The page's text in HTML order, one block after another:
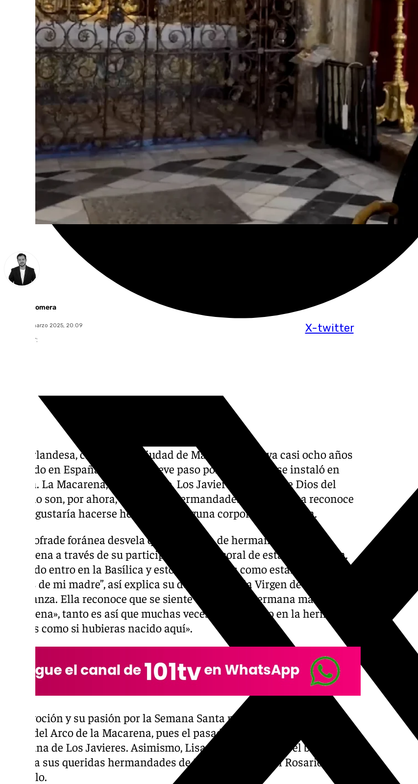
X-twitter
Alberto Romera
jueves, 13 marzo 2025, 20:09
Compartir:
Esta irlandesa, criada en la ciudad de Mánchester, lleva casi ocho años
viviendo en España y tras un breve paso por Pamplona, se instaló en
Sevilla. La Macarena, San Gonzalo, Los Javieres y Madre de Dios del
Rosario son, por ahora, sus cuatro hermandades, aunque Lisa reconoce
que le gustaría hacerse hermana de alguna corporación rociera.
Esta cofrade foránea desvela que hace vida de hermandad en la
Macarena a través de su participación en la coral de esta corporación.
“Cuando entro en la Basílica y estoy con Ella, es como estar cogida en
brazos de mi madre”, así explica su devoción por la Virgen de la
Esperanza. Ella reconoce que se siente «como una hermana más de la
Macarena», tanto es así que muchas veces le han dicho en la hermandad
que «es como si hubieras nacido aquí».
Su devoción y su pasión por la Semana Santa no se queda únicamente
cerca del Arco de la Macarena, pues el pasado sábado juró como
hermana de Los Javieres. Asimismo, Lisa reside en Triana, el barrio que
acoge a sus queridas hermandades de Madre de Dios del Rosario y San
Gonzalo.